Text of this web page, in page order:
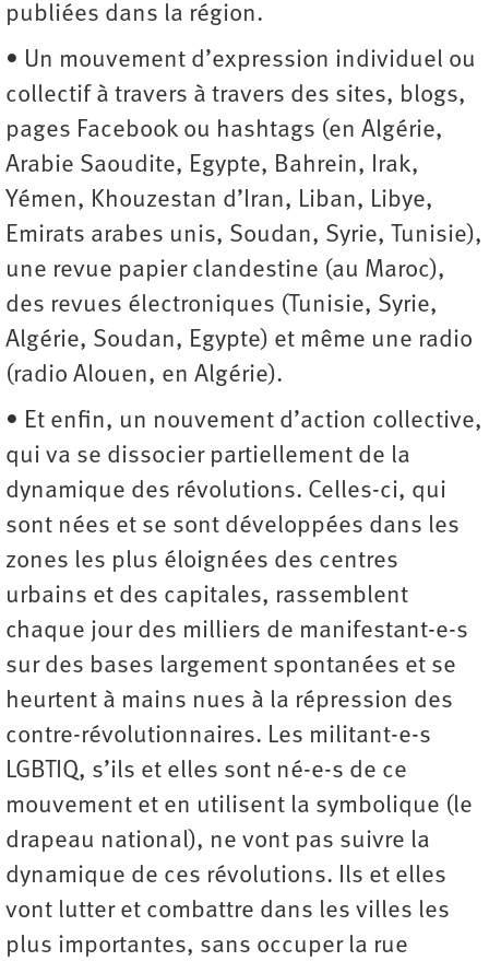
publiées dans la région.
• Un mouvement d’expression individuel ou
collectif à travers à travers des sites, blogs,
pages Facebook ou hashtags (en Algérie,
Arabie Saoudite, Egypte, Bahrein, Irak,
Yémen, Khouzestan d’Iran, Liban, Libye,
Emirats arabes unis, Soudan, Syrie, Tunisie),
une revue papier clandestine (au Maroc),
des revues électroniques (Tunisie, Syrie,
Algérie, Soudan, Egypte) et même une radio
(radio Alouen, en Algérie).
• Et enfin, un nouvement d’action collective,
qui va se dissocier partiellement de la
dynamique des révolutions. Celles-ci, qui
sont nées et se sont développées dans les
zones les plus éloignées des centres
urbains et des capitales, rassemblent
chaque jour des milliers de manifestant-e-s
sur des bases largement spontanées et se
heurtent à mains nues à la répression des
contre-révolutionnaires. Les militant-e-s
LGBTIQ, s’ils et elles sont né-e-s de ce
mouvement et en utilisent la symbolique (le
drapeau national), ne vont pas suivre la
dynamique de ces révolutions. Ils et elles
vont lutter et combattre dans les villes les
plus importantes, sans occuper la rue